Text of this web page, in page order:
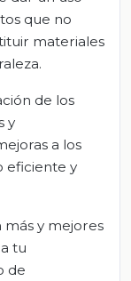
que no
materiales
de los
y
a los
eficiente y
más y mejores
tu
de